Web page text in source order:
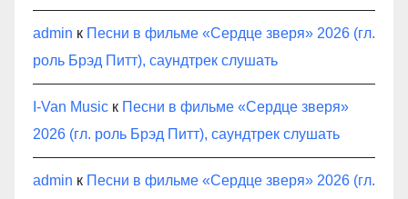
admin к Песни в фильме «Сердце зверя» 2026 (гл.
роль Брэд Питт), саундтрек слушать
I-Van Music к Песни в фильме «Сердце зверя»
2026 (гл. роль Брэд Питт), саундтрек слушать
admin к Песни в фильме «Сердце зверя» 2026 (гл.